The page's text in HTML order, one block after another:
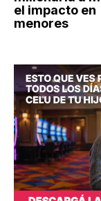
el impacto en
menores